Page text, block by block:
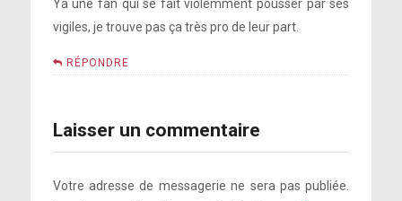
Ya une fan qui se fait violemment pousser par ses
vigiles, je trouve pas ça très pro de leur part.
RÉPONDRE
Laisser un commentaire
Votre adresse de messagerie ne sera pas publiée.